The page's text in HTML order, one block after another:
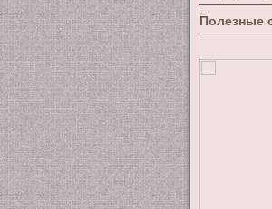
Полезные